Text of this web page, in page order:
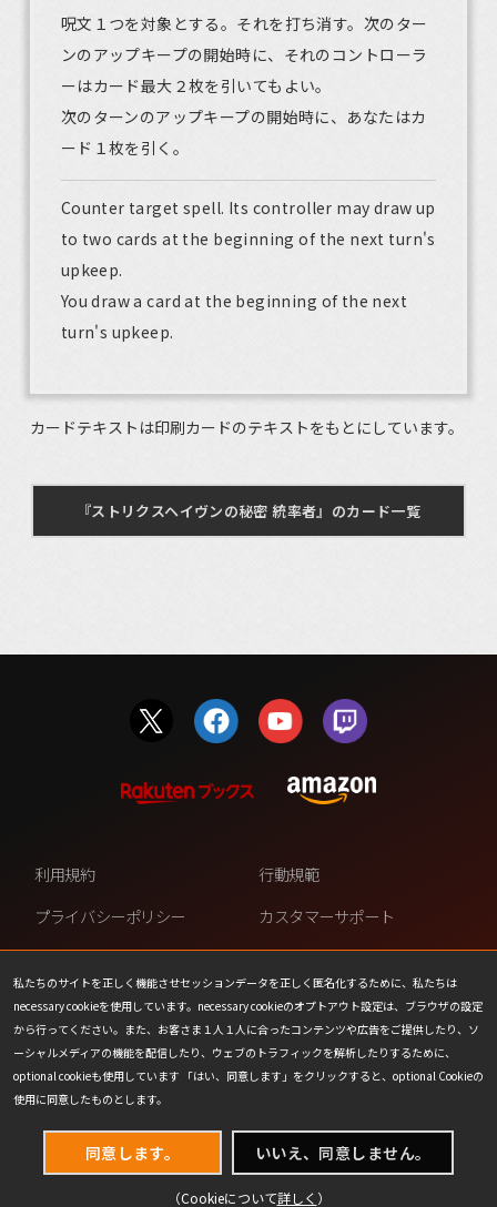
呪文１つを対象とする。それを打ち消す。次のター
ンのアップキープの開始時に、それのコントローラ
ーはカード最大２枚を引いてもよい。
次のターンのアップキープの開始時に、あなたはカ
ード１枚を引く。
Counter target spell. Its controller may draw up
to two cards at the beginning of the next turn's
upkeep.
You draw a card at the beginning of the next
turn's upkeep.
カードテキストは印刷カードのテキストをもとにしています。
『ストリクスヘイヴンの秘密 統率者』のカード一覧
私たちのサイトを正しく機能させセッションデータを正しく匿名化するために、私たちは
necessary cookieを使用しています。necessary cookieのオプトアウト設定は、ブラウザの設定
から行ってください。また、お客さま１人１人に合ったコンテンツや広告をご提供したり、ソ
ーシャルメディアの機能を配信したり、ウェブのトラフィックを解析したりするために、
optional cookieも使用しています 「はい、同意します」をクリックすると、optional Cookieの
使用に同意したものとします。
同意します。 いいえ、同意しません。
（Cookieについて詳しく ）
利用規約
行動規範
プライバシーポリシー
カスタマーサポート
ファンコンテンツ・ポリシー
個人情報の販売や共有を許可し
ない
COOKIE
プレスリリース
会社情報
お問い合わせ